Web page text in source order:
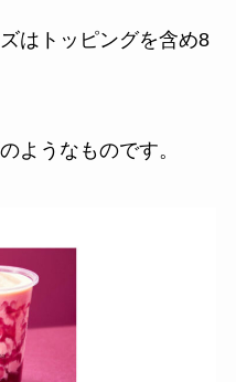
はトッピングを含め8
ようなものです。